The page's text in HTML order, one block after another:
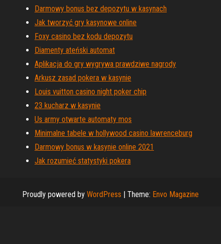
Darmowy bonus bez depozytu w kasynach
Jak tworzyć gry kasynowe online
Foxy casino bez kodu depozytu
Diamenty ateński automat
Aplikacja do gry wygrywa prawdziwe nagrody
Arkusz zasad pokera w kasynie
Louis vuitton casino night poker chip
23 kucharz w kasynie
Us army otwarte automaty mos
Minimalne tabele w hollywood casino lawrenceburg
Darmowy bonus w kasynie online 2021
Jak rozumieć statystyki pokera
Proudly powered by WordPress | Theme: Envo Magazine